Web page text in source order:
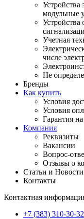
Устройства
модульные
Устройства
Учетная
числе
Не
Бренды
Как купить
Условия
Условия
Гарантия
Компания
Реквизиты
Вакансии
Вопрос-
Отзывы о
Статьи и Новости
Контакты
Контактная
+7 (383) 310-30-32